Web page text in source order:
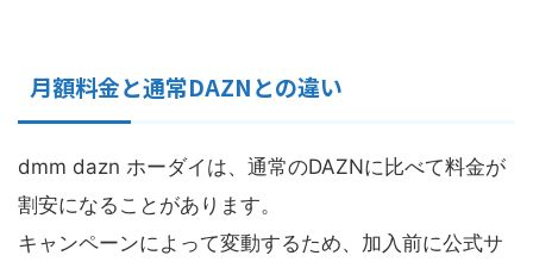
月額料金と通常DAZNとの違い
dmm dazn ホーダイは、通常のDAZNに比べて料金が
割安になることがあります。
キャンペーンによって変動するため、加入前に公式サ